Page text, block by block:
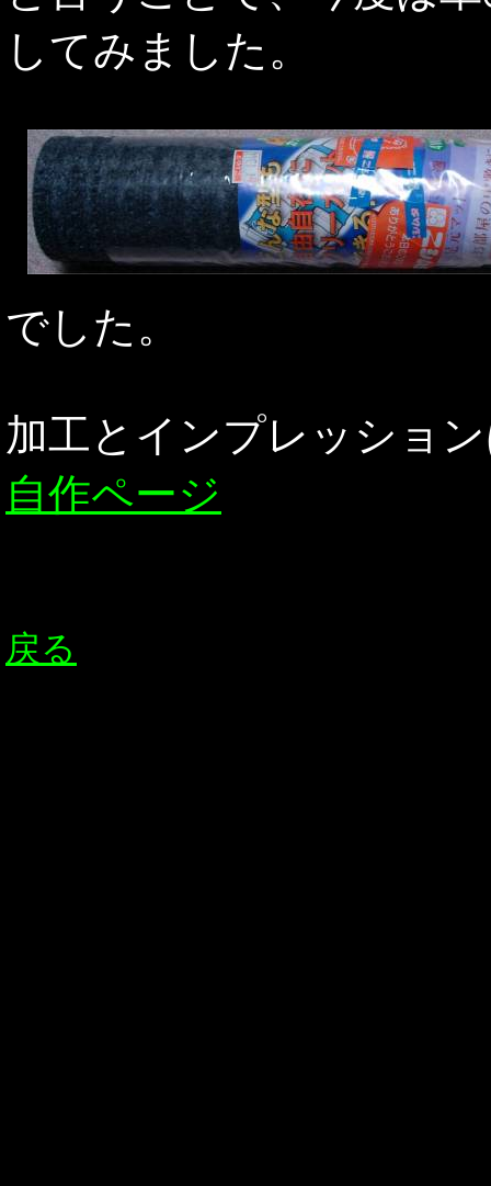
してみました。
でした。
加工とインプレッショ
自作ページ
戻る